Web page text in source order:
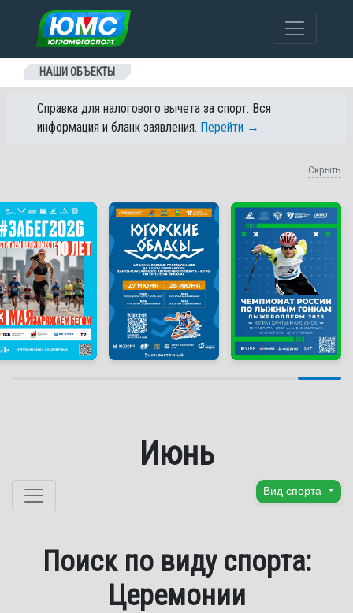
Перейти к содержанию
НАШИ ОБЪЕКТЫ
Справка для налогового вычета за спорт. Вся
информация и бланк заявления. Перейти →
Скрыть
Июнь
Перейти к содержанию Вид спорта
Поиск по виду спорта:
Церемонии